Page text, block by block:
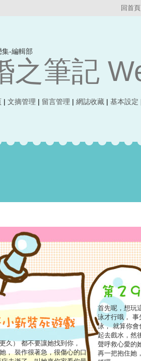
回首頁
集-編輯部
之筆記
| 文摘管理 | 留言管理 | 網誌收藏 | 基本設定
久） 都不要讓她找到你，
， 裝作很著急，很傷心的口
首先呢，想玩
泳才行哦， 事
泳， 就算你會
起去戲水，然
聲呼救心愛的
再一把抱住她